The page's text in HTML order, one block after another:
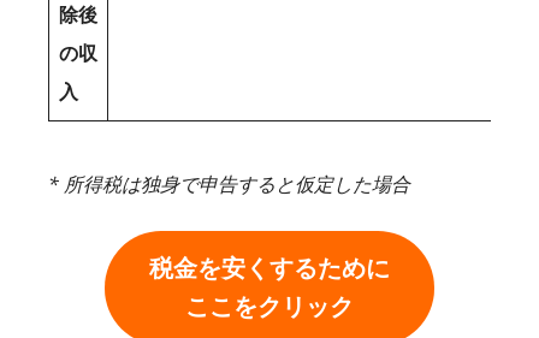
除後
の収
入
* 所得税は独身で申告すると仮定した場合
税金を安くするために
ここをクリック